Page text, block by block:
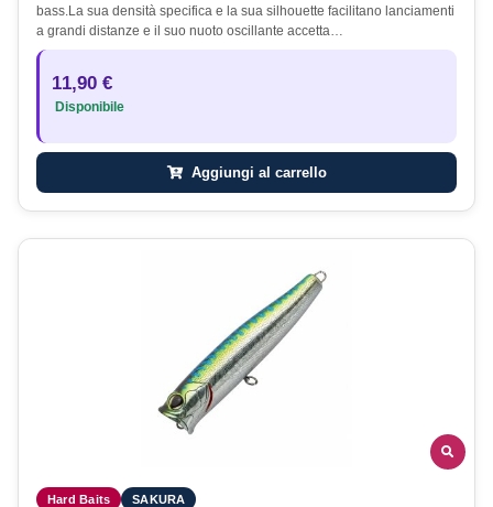
bass.La sua densità specifica e la sua silhouette facilitano lanciamenti
a grandi distanze e il suo nuoto oscillante accetta…
11,90 €
Disponibile
Aggiungi al carrello
Hard Baits SAKURA